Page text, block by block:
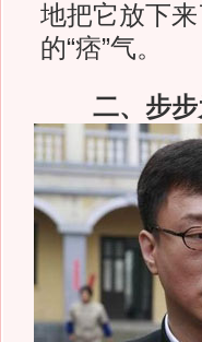
地把它放下
的“痞”气。
二、步步